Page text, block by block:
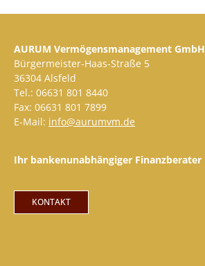
AURUM Vermögensmanagement GmbH
Bürgermeister-Haas-Straße 5
36304 Alsfeld
Tel.: 06631 801 8440
Fax: 06631 801 7899
E-Mail: info@aurumvm.de
Ihr bankenunabhängiger Finanzberater
KONTAKT